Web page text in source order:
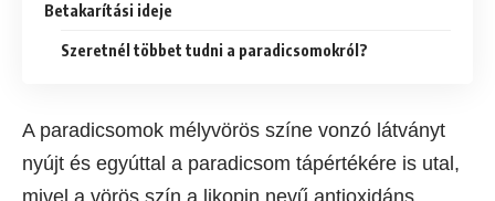
Betakarítási ideje
Szeretnél többet tudni a paradicsomokról?
A paradicsomok mélyvörös színe vonzó látványt
nyújt és egyúttal a paradicsom tápértékére is utal,